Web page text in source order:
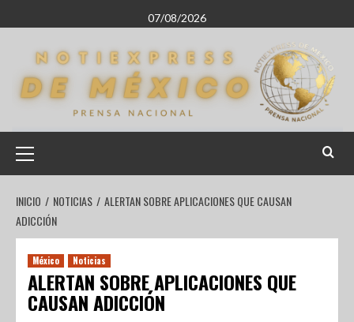
07/08/2026
INICIO NOTICIAS
ALERTAN SOBRE APLICACIONES QUE CAUSAN
ADICCIÓN
México Noticias
ALERTAN SOBRE APLICACIONES QUE
CAUSAN ADICCIÓN